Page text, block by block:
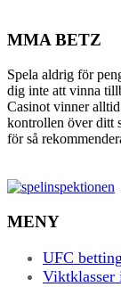
MMA BETZ
Spela aldrig för
dig inte att vinna
Casinot vinner
kontrollen över ditt
för så
MENY
UFC
Viktklasser